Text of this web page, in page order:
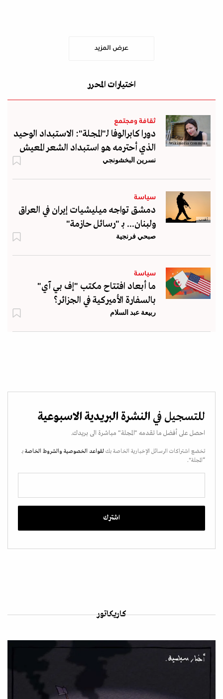
عرض المزيد
اختيارات المحرر
Wikimedia Commons
ثقافة ومجتمع
دورا كابرالوفا لـ"المجلة": الاستبداد الوحيد
الذي أحترمه هو استبداد الشعر المعيش
نسرين البخشونجي
أ.ف.ب
سياسة
دمشق تواجه ميليشيات إيران في العراق
ولبنان... بـ "رسائل حازمة"
صبحي فرنجية
سياسة
ما أبعاد افتتاح مكتب "إف بي آي"
بالسفارة الأميركية في الجزائر؟
ربيعة عبد السلام
للتسجيل في النشرة البريدية الاسبوعية
احصل على أفضل ما تقدمه "المجلة" مباشرة الى بريدك.
تخضع اشتراكات الرسائل الإخبارية الخاصة بك لقواعد الخصوصية والشروط الخاصة بـ
“المجلة".
كاريكاتور